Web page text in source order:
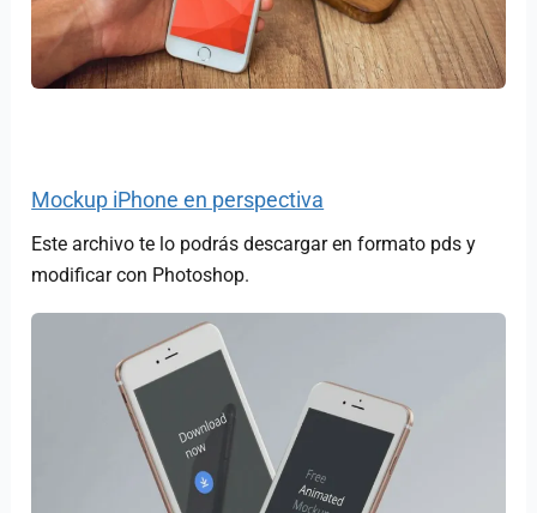
Mockup iPhone en perspectiva
Este archivo te lo podrás descargar en formato pds y
modificar con Photoshop.